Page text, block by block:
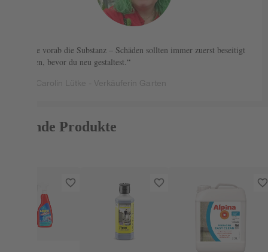
Prüfe vorab die Substanz – Schäden sollten immer zuerst beseitigt
werden, bevor du neu gestaltest.
Passende Produkte